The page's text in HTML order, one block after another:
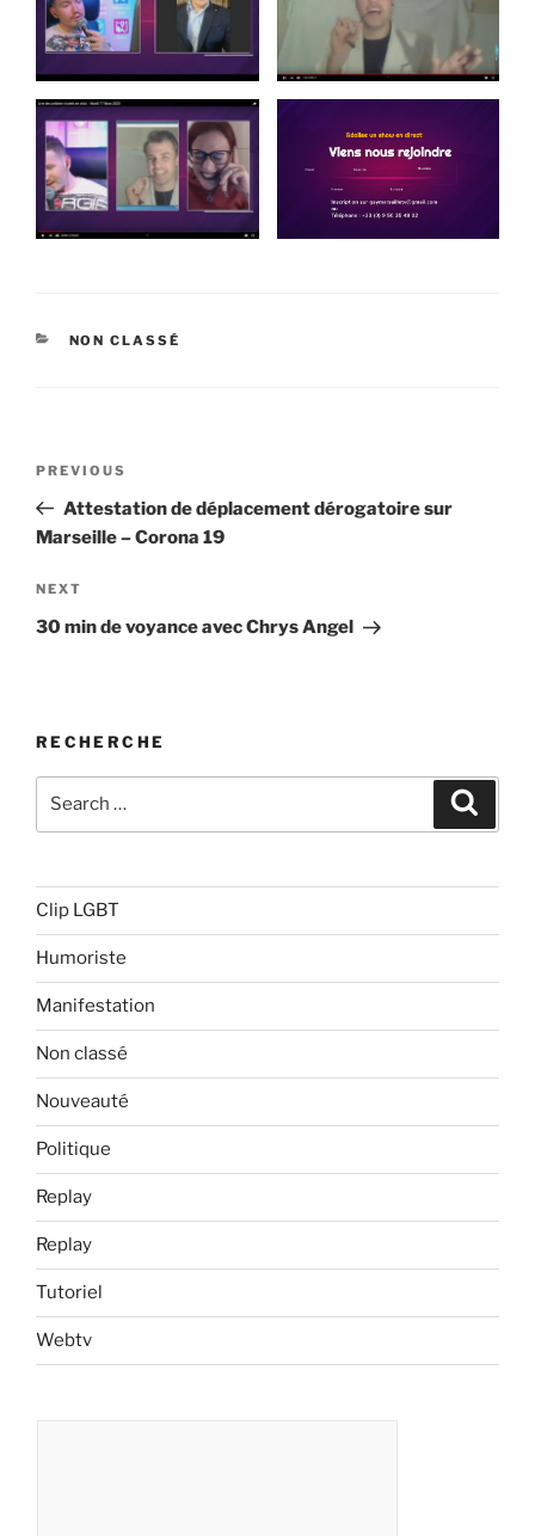
CATEGORIES
NON CLASSÉ
l’article
Previous
Post
PREVIOUS
Attestation de déplacement dérogatoire sur
Marseille – Corona 19
Next
Post
NEXT
30 min de voyance avec Chrys Angel
RECHERCHE
Clip LGBT
Humoriste
Manifestation
Non classé
Nouveauté
Politique
Replay
Replay
Tutoriel
Webtv